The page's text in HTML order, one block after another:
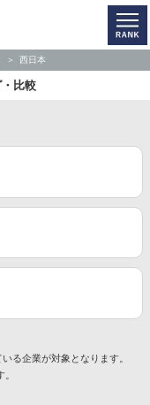
西日本
・比較
る企業が対象となります。